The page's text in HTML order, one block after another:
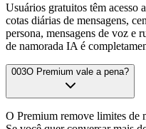
Usuários gratuitos têm acesso
cotas diárias de mensagens,
persona, mensagens de voz e
de namorada IA é
003O Premium vale a pena?
O Premium remove limites de